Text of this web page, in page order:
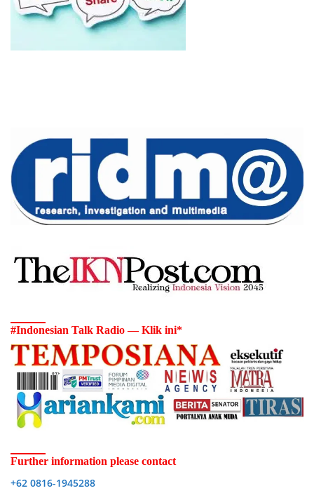
#Indonesian Talk Radio — Klik ini*
Further information please contact
+62 0816-1945288